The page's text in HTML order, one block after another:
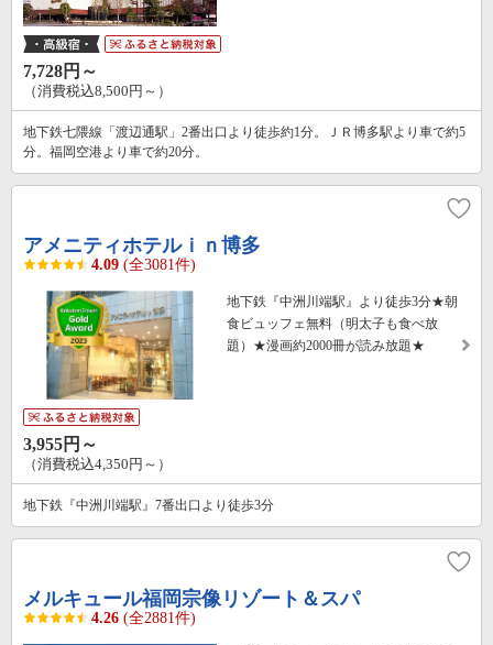
7,728円～
（消費税込8,500円～）
地下鉄七隈線「渡辺通駅」2番出口より徒歩約1分。ＪＲ博多駅より車で約5
分。福岡空港より車で約20分。
アメニティホテルｉｎ博多
4.09 (全3081件)
地下鉄『中洲川端駅』より徒歩3分★朝
食ビュッフェ無料（明太子も食べ放
題）★漫画約2000冊が読み放題★
3,955円～
（消費税込4,350円～）
地下鉄『中洲川端駅』7番出口より徒歩3分
メルキュール福岡宗像リゾート＆スパ
4.26 (全2881件)